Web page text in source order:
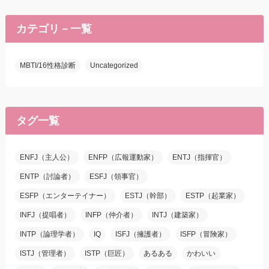
カテゴリ－一覧
MBTI/16性格診断 Uncategorized
タグ一覧
ENFJ（主人公） ENFP（広報運動家） ENTJ（指揮官）
ENTP（討論者） ESFJ（領事官）
ESFP（エンターテイナー） ESTJ（幹部） ESTP（起業家）
INFJ（提唱者） INFP（仲介者） INTJ（建築家）
INTP（論理学者） IQ ISFJ（擁護者） ISFP（冒険家）
ISTJ（管理者） ISTP（巨匠） あるある かわいい